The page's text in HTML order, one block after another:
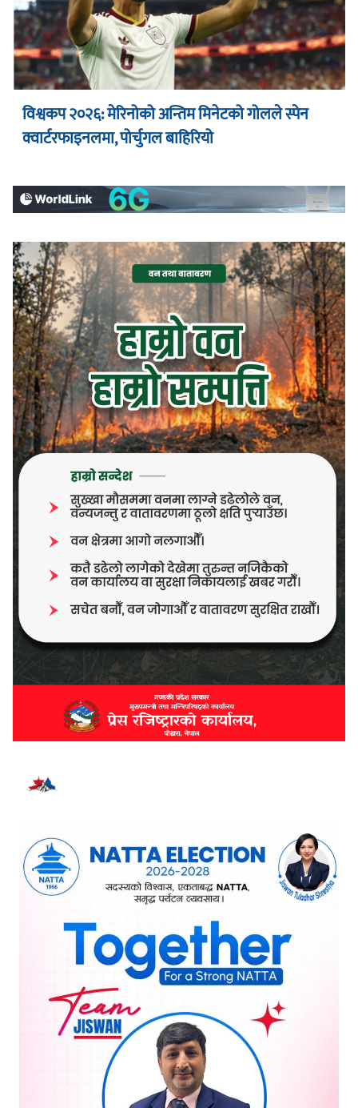
विश्वकप २०२६: मेरिनोको अन्तिम मिनेटको गोलले स्पेन
क्वार्टरफाइनलमा, पोर्चुगल बाहिरियो